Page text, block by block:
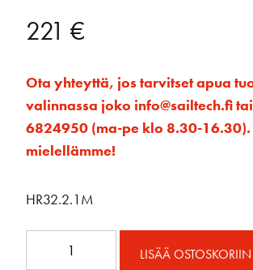
221 €
Ota yhteyttä, jos tarvitset apua
valinnassa joko info@sailtech.fi
6824950 (ma-pe klo 8.30-16.30).
mielellämme!
HR32.2.1M
LISÄÄ OSTOSKORIIN